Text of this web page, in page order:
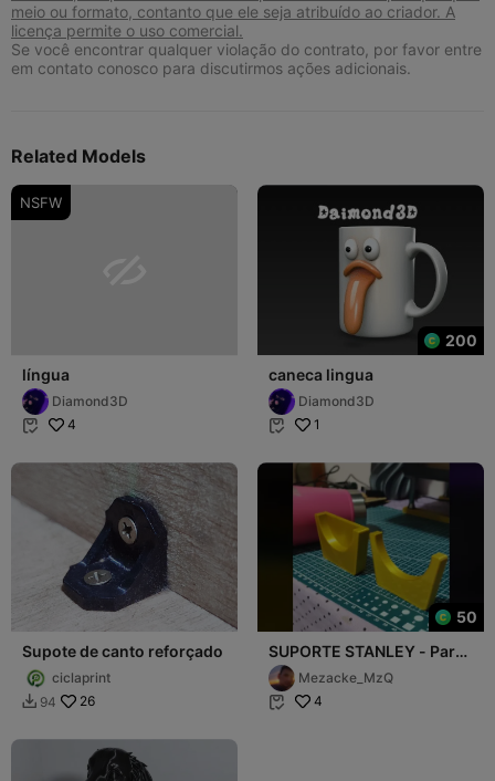
meio ou formato, contanto que ele seja atribuído ao criador. A
licença permite o uso comercial.
Se você encontrar qualquer violação do contrato, por favor entre
em contato conosco para discutirmos ações adicionais.
Related Models
NSFW
língua
Diamond3D
 4
200
caneca lingua
Diamond3D
 1
Supote de canto reforçado
ciclaprint
 94 26
50
SUPORTE STANLEY - Para
gravação de copos Stanley
Mezacke_MzQ
 4